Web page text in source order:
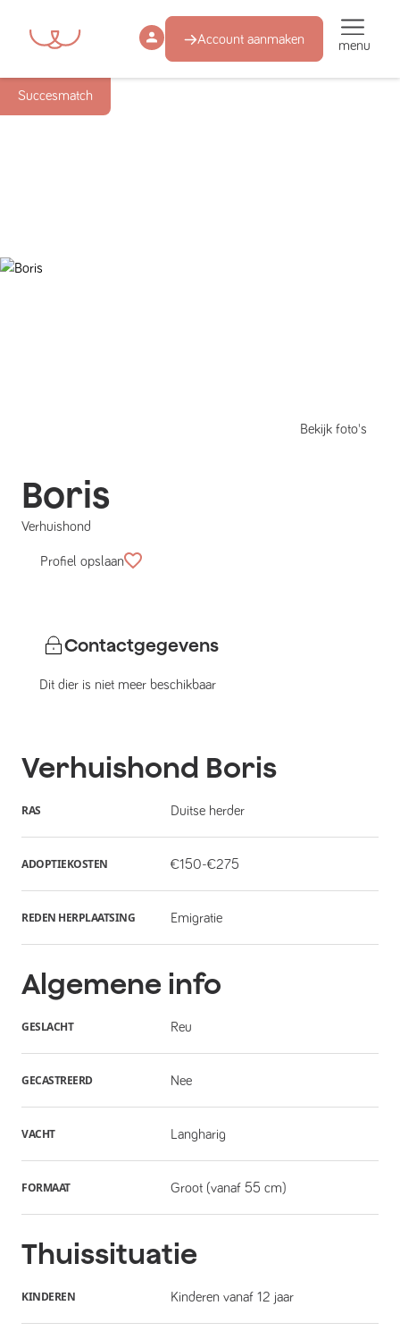
Account aanmaken menu
Succesmatch
Bekijk foto's
Boris
Verhuishond
Profiel opslaan
Contactgegevens
Dit dier is niet meer beschikbaar
Verhuishond Boris
RAS Duitse herder
ADOPTIEKOSTEN €150-€275
REDEN HERPLAATSING Emigratie
Algemene info
GESLACHT Reu
GECASTREERD Nee
VACHT Langharig
FORMAAT Groot (vanaf 55 cm)
Thuissituatie
KINDEREN Kinderen vanaf 12 jaar